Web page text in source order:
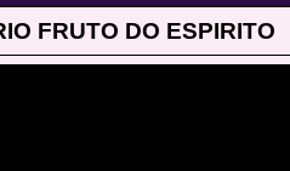
FRUTO DO ESPIRITO